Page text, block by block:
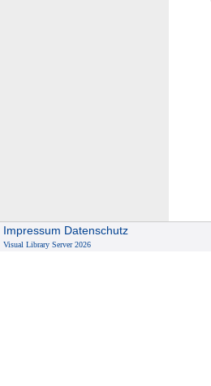
Impressum Datenschutz
Visual Library Server 2026